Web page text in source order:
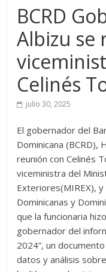
BCRD
Albizu se
Celinés
julio 30, 2025
El gobernador del
Dominicana (BCRD),
reunión con Celinés
viceministra del
Exteriores(MIREX),
Dominicanas y
que la funcionaria
gobernador del
2024”, un
datos y análisis